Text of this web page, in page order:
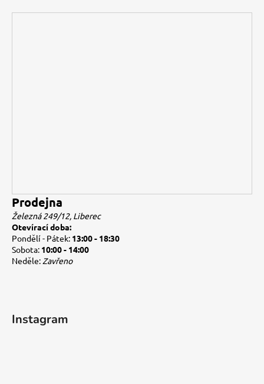
Prodejna
Železná 249/12, Liberec
Otevírací doba:
Pondělí - Pátek: 13:00 - 18:30
Sobota: 10:00 - 14:00
Neděle: Zavřeno
Instagram